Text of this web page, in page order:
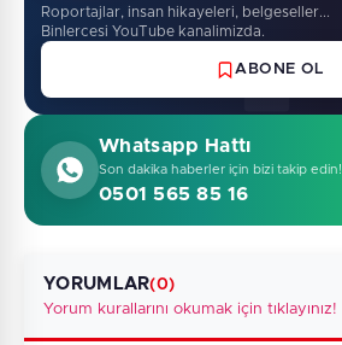
Roportajlar, insan hikayeleri, belgeseller...
Binlercesi YouTube kanalimizda.
ABONE OL
Whatsapp Hattı
Son dakika haberler için bizi takip edin!
0501 565 85 16
YORUMLAR(0)
Yorum kurallarını okumak için tıklayınız!